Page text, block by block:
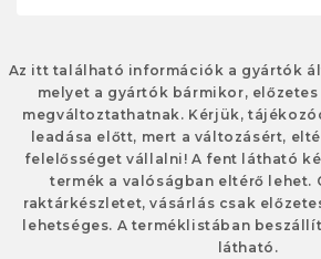
Az itt található információk a gyártók
melyet a gyártók bármikor,
megváltoztathatnak. Kérjük,
leadása előtt, mert a változásért,
felelősséget vállalni! A fent látható
termék a valóságban eltérő lehet.
raktárkészletet, vásárlás csak
lehetséges. A terméklistában
látható.